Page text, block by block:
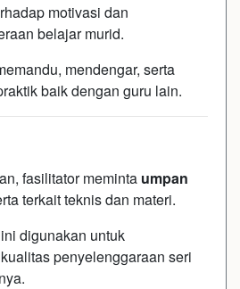
motivasi dan
belajar murid.
mendengar, serta
baik dengan guru lain.
fasilitator meminta umpan
terkait teknis dan materi.
digunakan untuk
penyelenggaraan seri